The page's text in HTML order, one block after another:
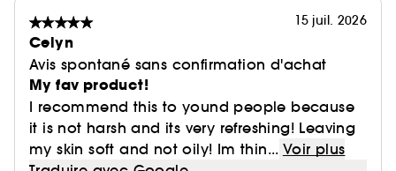
15 juil. 2026
Celyn
Avis spontané sans confirmation d'achat
My fav product!
I recommend this to yound people because
it is not harsh and its very refreshing! Leaving
my skin soft and not oily! Im thin... Voir plus